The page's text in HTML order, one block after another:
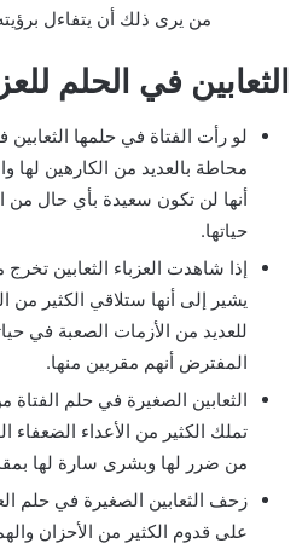
من يرى ذلك أن يتفاءل
الثعابين في الحلم
لو رأت الفتاة في حلمها الثعابين
محاطة بالعديد من الكارهين لها
أنها لن تكون سعيدة بأي حال من
حياتها.
إذا شاهدت العزباء الثعابين
يشير إلى أنها ستلاقي الكثير
للعديد من الأزمات الصعبة في
المفترض أنهم مقربين منها.
الثعابين الصغيرة في حلم الفتاة
تملك الكثير من الأعداء الضعفاء
من ضرر لها وبشرى سارة لها
زحف الثعابين الصغيرة في حلم
على قدوم الكثير من الأحزان